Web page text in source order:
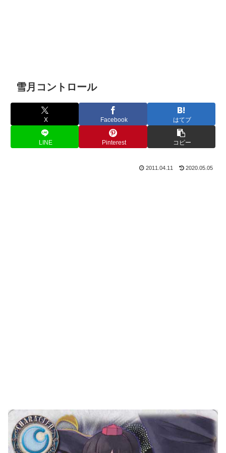
雪月コントロール
X Facebook はてブ
LINE Pinterest コピー
2011.04.11 2020.05.05